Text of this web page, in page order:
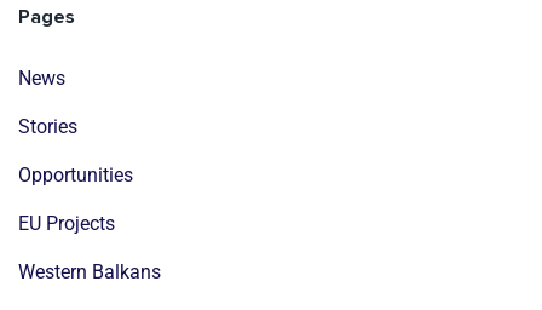
Pages
News
Stories
Opportunities
EU Projects
Western Balkans